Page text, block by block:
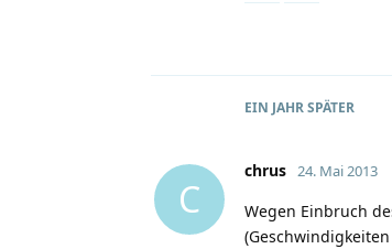
EIN JAHRSPÄTER
C
chrus 24. Mai 2013
Wegen Einbruch